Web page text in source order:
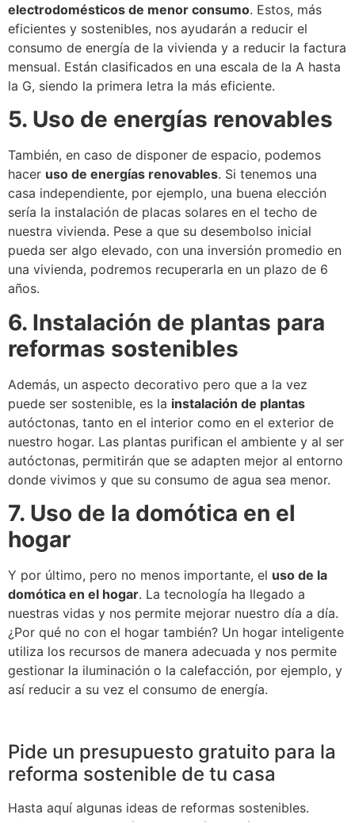
electrodomésticos de menor consumo. Estos, más
eficientes y sostenibles, nos ayudarán a reducir el
consumo de energía de la vivienda y a reducir la factura
mensual. Están clasificados en una escala de la A hasta
la G, siendo la primera letra la más eficiente.
5. Uso de energías renovables
También, en caso de disponer de espacio, podemos
hacer uso de energías renovables. Si tenemos una
casa independiente, por ejemplo, una buena elección
sería la instalación de placas solares en el techo de
nuestra vivienda. Pese a que su desembolso inicial
pueda ser algo elevado, con una inversión promedio en
una vivienda, podremos recuperarla en un plazo de 6
años.
6. Instalación de plantas para
reformas sostenibles
Además, un aspecto decorativo pero que a la vez
puede ser sostenible, es la instalación de plantas
autóctonas, tanto en el interior como en el exterior de
nuestro hogar. Las plantas purifican el ambiente y al ser
autóctonas, permitirán que se adapten mejor al entorno
donde vivimos y que su consumo de agua sea menor.
7. Uso de la domótica en el
hogar
Y por último, pero no menos importante, el uso de la
domótica en el hogar. La tecnología ha llegado a
nuestras vidas y nos permite mejorar nuestro día a día.
¿Por qué no con el hogar también? Un hogar inteligente
utiliza los recursos de manera adecuada y nos permite
gestionar la iluminación o la calefacción, por ejemplo, y
así reducir a su vez el consumo de energía.
Pide un presupuesto gratuito para la
reforma sostenible de tu casa
Hasta aquí algunas ideas de reformas sostenibles.